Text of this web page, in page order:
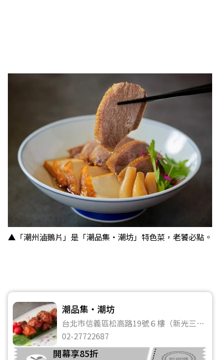
▲「潮州滷鵝片」是「潮品集‧潮坊」特色菜，老饕必點。
潮品集‧潮坊
台北市信義區松高路19號６樓（新光三越
信義新天地A4館）
02-27722687
開幕享85折